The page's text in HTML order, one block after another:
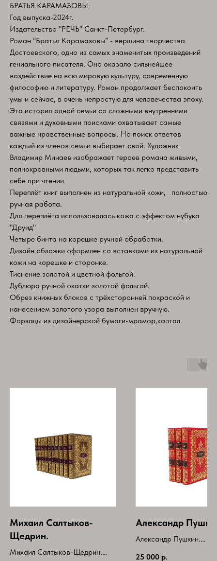
БРАТЬЯ КАРАМАЗОВЫ.
Год выпуска-2024г.
Издательство "РЕЧЬ" Санкт-Петербург.
Роман “Братья Карамазовы” - вершина творчества
Достоевского, одно из самых знаменитых произведений
гениального писателя. Оно оказало сильнейшее
воздействие на всю мировую культуру, современную
философию и литературу. Роман продолжает беспокоить
умы и сейчас, в очень непростую для человечества эпоху.
Эта история одной семьи со сложными внутренними
связями и духовными поисками охватывает самые
важные нравственные вопросы. Но поиск ответов
каждый из членов семьи выбирает свой. Художник
Владимир Минаев изображает героев романа живыми,
полнокровными людьми, которых так легко представить
себе при чтении.
Переплёт книг выполнен из натуральной кожи,​ ​ ​ полностью
ручная работа.
Для переплёта использовалась кожа с эффектом нубука
"Друид"
Четыре бинта на корешке ручной обработки.
Дизайн обложки оформлен со вставками из натуральной
кожи на корешке и сторонке.
Тиснение золотой и цветной фольгой.
Дублюра ручной окатки золотой фольгой.
Обрез книжных блоков с трёхсторонней покраской и
нанесением золотого узора выполнен вручную.
Форзацы из дизайнерской бумаги-мрамор,каптал.
Михаил Салтыков-
Щедрин.
Михаил Салтыков-Щедрин.
Александр
Александр Пушкин.
25 000 р.